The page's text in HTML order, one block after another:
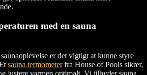
med en sauna
er det vigtigt at kunne styre
sauna termometerfra House of Pools sikrer,
justere varmen optimalt. Vi tilbyder sauna